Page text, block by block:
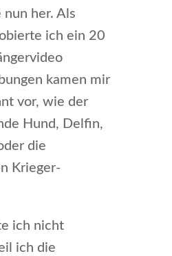
nun her. Als
ich ein 20
kamen mir
vor, wie der
Hund, Delfin,
die
Krieger-
ich nicht
ich die